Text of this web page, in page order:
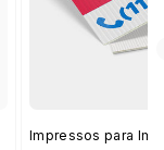
Impressos para